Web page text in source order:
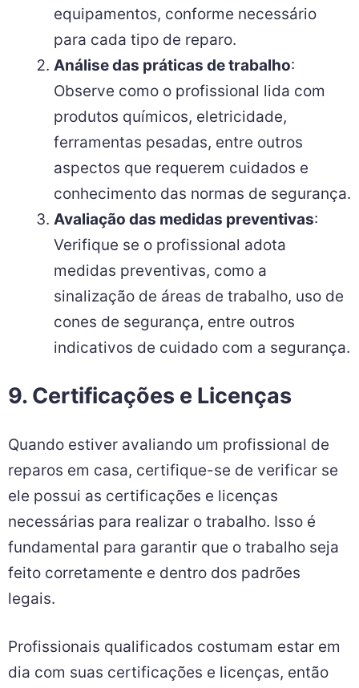
equipamentos, conforme necessário
para cada tipo de reparo.
Análise das práticas de trabalho:
Observe como o profissional lida com
produtos químicos, eletricidade,
ferramentas pesadas, entre outros
aspectos que requerem cuidados e
conhecimento das normas de segurança.
Avaliação das medidas preventivas:
Verifique se o profissional adota
medidas preventivas, como a
sinalização de áreas de trabalho, uso de
cones de segurança, entre outros
indicativos de cuidado com a segurança.
9. Certificações e Licenças
Quando estiver avaliando um profissional de
reparos em casa, certifique-se de verificar se
ele possui as certificações e licenças
necessárias para realizar o trabalho. Isso é
fundamental para garantir que o trabalho seja
feito corretamente e dentro dos padrões
legais.
Profissionais qualificados costumam estar em
dia com suas certificações e licenças, então